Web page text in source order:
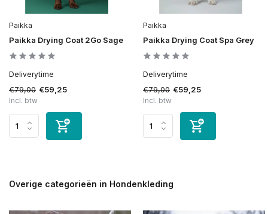
Paikka
Paikka Drying Coat 2Go Sage
Deliverytime
€79,00 €59,25
Incl. btw
Paikka
Paikka Drying Coat Spa Grey
Deliverytime
€79,00 €59,25
Incl. btw
Overige categorieën in Hondenkleding